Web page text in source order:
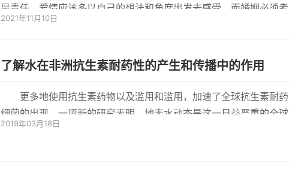
是责任。爱情应该多以自己的想法和角度出发去感受，而婚姻必须考
虑到双方的...
2021年11月10日
了解水在非洲抗生素耐药性的产生和传播中的作用
更多地使用抗生素药物以及滥用和滥用，加速了全球抗生素耐药
细菌的出现。一项新的研究表明，地表水动态是这一日益严重的全球
健康问题的...
2019年03月18日